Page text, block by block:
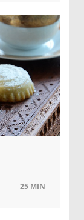
25 MIN